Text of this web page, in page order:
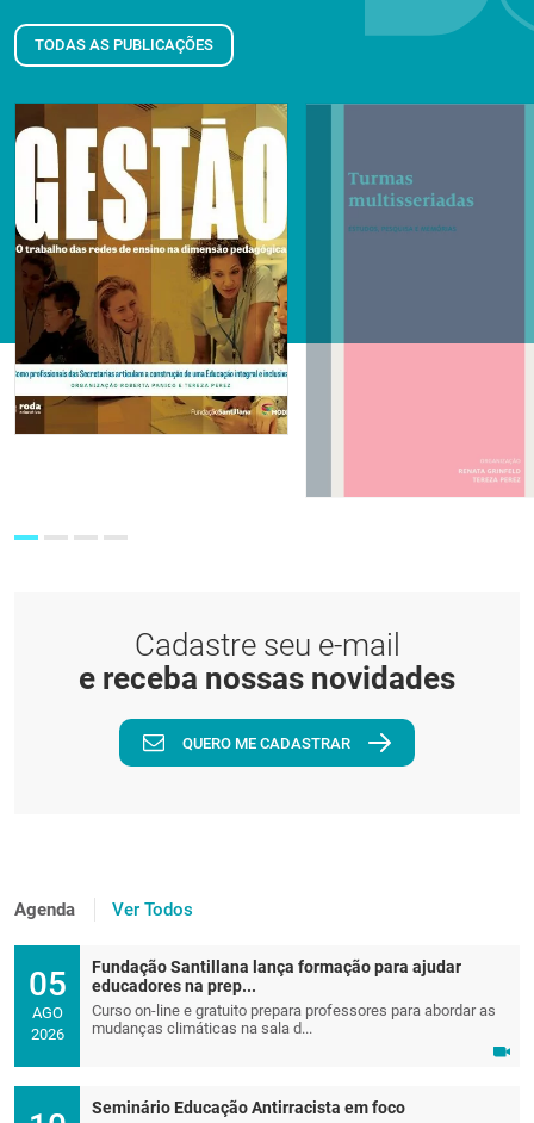
TODAS AS PUBLICAÇÕES
Cadastre seu e-mail
e receba nossas novidades
QUERO ME CADASTRAR
Agenda Ver Todos
05
AGO
2026
Fundação Santillana lança formação para ajudar
educadores na prep...
Curso on-line e gratuito prepara professores para abordar as
mudanças climáticas na sala d...
Seminário Educação Antirracista em foco